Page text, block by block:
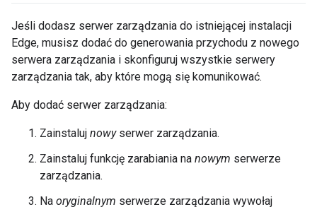
Jeśli dodasz serwer zarządzania do istniejącej instalacji
Edge, musisz dodać do generowania przychodu z nowego
serwera zarządzania i skonfiguruj wszystkie serwery
zarządzania tak, aby które mogą się komunikować.
Aby dodać serwer zarządzania:
Zainstaluj nowyserwer zarządzania.
Zainstaluj funkcję zarabiania na nowym serwerze
zarządzania.
Na oryginalnym serwerze zarządzania wywołaj